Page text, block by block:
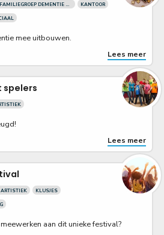
ALZHEIMER LIGA VLAANDEREN - FAMILIEGROEP DEMENTIE AARSCHOT KANTOOR
mee uitbouwen.
Lees meer
spelers
Lees meer
ARTISTIEK KLUSJES
aan dit unieke festival?